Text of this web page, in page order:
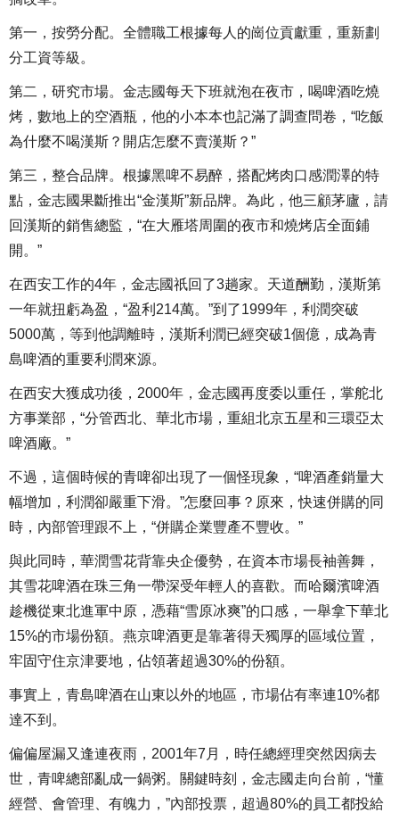
第一，按勞分配。全體職工根據每人的崗位貢獻重，重新劃
分工資等級。
第二，研究市場。金志國每天下班就泡在夜市，喝啤酒吃燒
烤，數地上的空酒瓶，他的小本本也記滿了調查問卷，“吃飯
為什麼不喝漢斯？開店怎麼不賣漢斯？”
第三，整合品牌。根據黑啤不易醉，搭配烤肉口感潤澤的特
點，金志國果斷推出“金漢斯”新品牌。為此，他三顧茅廬，請
回漢斯的銷售總監，“在大雁塔周圍的夜市和燒烤店全面鋪
開。”
在西安工作的4年，金志國祇回了3趟家。天道酬勤，漢斯第
一年就扭虧為盈，“盈利214萬。”到了1999年，利潤突破
5000萬，等到他調離時，漢斯利潤已經突破1個億，成為青
島啤酒的重要利潤來源。
在西安大獲成功後，2000年，金志國再度委以重任，掌舵北
方事業部，“分管西北、華北市場，重組北京五星和三環亞太
啤酒廠。”
不過，這個時候的青啤卻出現了一個怪現象，“啤酒產銷量大
幅增加，利潤卻嚴重下滑。”怎麼回事？原來，快速併購的同
時，內部管理跟不上，“併購企業豐產不豐收。”
與此同時，華潤雪花背靠央企優勢，在資本市場長袖善舞，
其雪花啤酒在珠三角一帶深受年輕人的喜歡。而哈爾濱啤酒
趁機從東北進軍中原，憑藉“雪原冰爽”的口感，一舉拿下華北
15%的市場份額。燕京啤酒更是靠著得天獨厚的區域位置，
牢固守住京津要地，佔領著超過30%的份額。
事實上，青島啤酒在山東以外的地區，市場佔有率連10%都
達不到。
偏偏屋漏又逢連夜雨，2001年7月，時任總經理突然因病去
世，青啤總部亂成一鍋粥。關鍵時刻，金志國走向台前，“懂
經營、會管理、有魄力，”內部投票，超過80%的員工都投給